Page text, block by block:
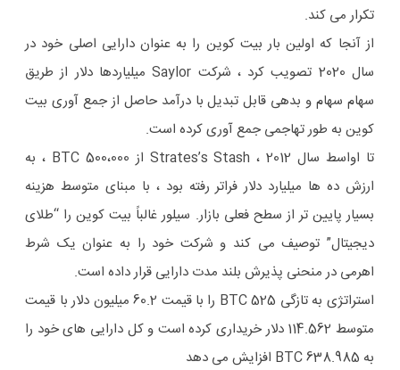
تکرار می کند.
از آنجا که اولین بار بیت کوین را به عنوان دارایی اصلی خود در
سال 2020 تصویب کرد ، شرکت Saylor میلیاردها دلار از طریق
سهام سهام و بدهی قابل تبدیل با درآمد حاصل از جمع آوری بیت
کوین به طور تهاجمی جمع آوری کرده است.
تا اواسط سال 2012 ، Strates’s Stash از 500،000 BTC ، به
ارزش ده ها میلیارد دلار فراتر رفته بود ، با مبنای متوسط ​​هزینه
بسیار پایین تر از سطح فعلی بازار. سیلور غالباً بیت کوین را “طلای
دیجیتال” توصیف می کند و شرکت خود را به عنوان یک شرط
اهرمی در منحنی پذیرش بلند مدت دارایی قرار داده است.
استراتژی به تازگی 525 BTC را با قیمت 60.2 میلیون دلار با قیمت
متوسط ​​114.562 دلار خریداری کرده است و کل دارایی های خود را
به 638.985 BTC افزایش می دهد